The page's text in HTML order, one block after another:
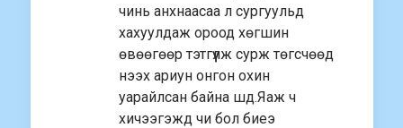
чинь анхнаасаа л сургуульд
хахуулдаж ороод хөгшин
өвөөгөөр тэтгүүлж сурж төгсчөөд
нээх ариун онгон охин
уарайлсан байна шд.Яаж ч
хичээгэжд чи бол биеэ